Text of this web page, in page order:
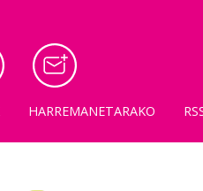
HARREMANETARAKO